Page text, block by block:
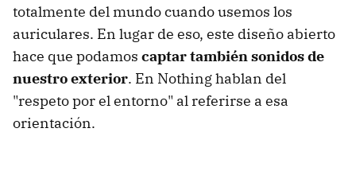
totalmente del mundo cuando usemos los
auriculares. En lugar de eso, este diseño abierto
hace que podamos captar también sonidos de
nuestro exterior. En Nothing hablan del
"respeto por el entorno" al referirse a esa
orientación.